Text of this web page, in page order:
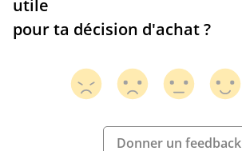
utile
pour ta décision d'achat ?
Donner un feedback